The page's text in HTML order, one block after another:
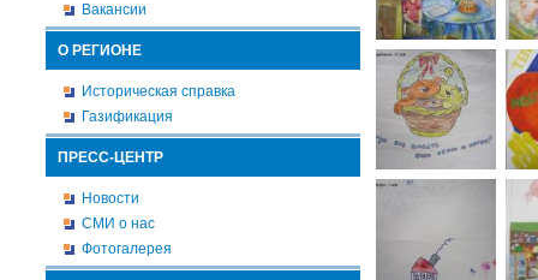
Вакансии
О РЕГИОНЕ
Историческая справка
Газификация
ПРЕСС-ЦЕНТР
Новости
СМИ о нас
Фотогалерея